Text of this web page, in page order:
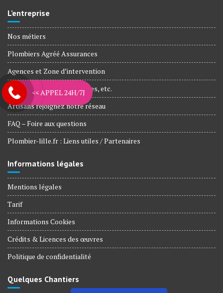
L’entreprise
Nos métiers
Plombiers Agréé Assurances
Agences et Zone d’intervention
Nos engagements, Garanties, etc.
Artisans rejoignez notre réseau
FAQ – Foire aux questions
Plombier-lille.fr : Liens utiles / Partenaires
Informations légales
Mentions légales
Tarif
Informations Cookies
Crédits & Licences des œuvres
Politique de confidentialité
Quelques Chantiers
<< APPEL 24H/7J